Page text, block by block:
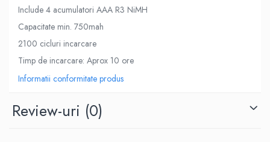
Include 4 acumulatori AAA R3 NiMH
Capacitate min. 750mah
2100 cicluri incarcare
Timp de incarcare: Aprox 10 ore
Informatii conformitate produs
Review-uri (0)